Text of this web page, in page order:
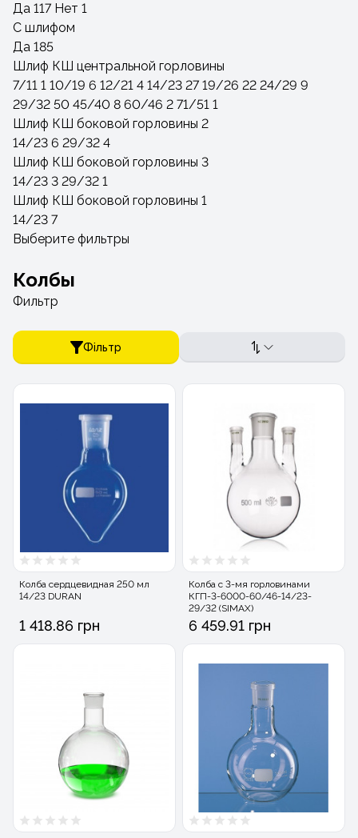
Да 117 Нет 1
С шлифом
Да 185
Шлиф КШ центральной горловины
7/11 1 10/19 6 12/21 4 14/23 27 19/26 22 24/29 9
29/32 50 45/40 8 60/46 2 71/51 1
Шлиф КШ боковой горловины 2
14/23 6 29/32 4
Шлиф КШ боковой горловины 3
14/23 3 29/32 1
Шлиф КШ боковой горловины 1
14/23 7
Выберите фильтры
Колбы
Фильтр
Фільтр
Колба сердцевидная 250 мл
14/23 DURAN
1 418.86 грн
Колба с 3-мя горловинами
КГП-3-6000-60/46-14/23-
29/32 (SIMAX)
6 459.91 грн